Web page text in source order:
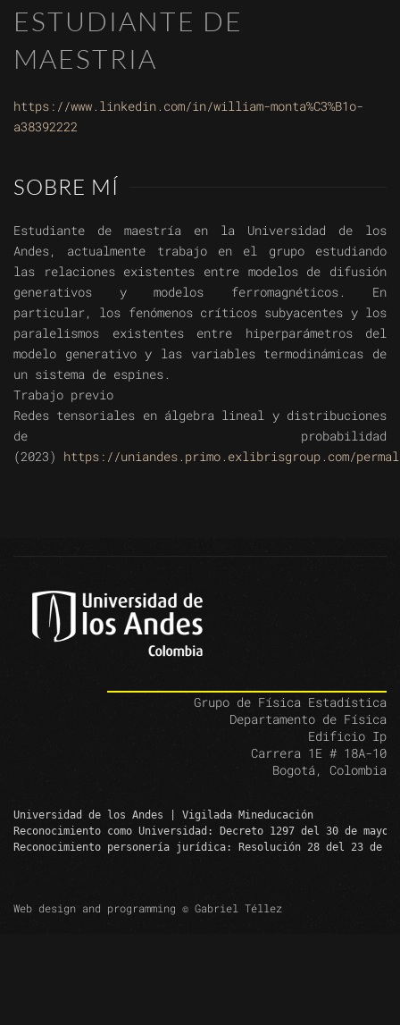
ESTUDIANTE DE
MAESTRIA
https://www.linkedin.com/in/william-monta%C3%B1o-
a38392222
SOBRE MÍ
Estudiante de maestría en la Universidad de los
Andes, actualmente trabajo en el grupo estudiando
las relaciones existentes entre modelos de difusión
generativos y modelos ferromagnéticos. En
particular, los fenómenos críticos subyacentes y los
paralelismos existentes entre hiperparámetros del
modelo generativo y las variables termodinámicas de
un sistema de espines.
Trabajo previo
Redes tensoriales en álgebra lineal y distribuciones
de probabilidad
(2023) https://uniandes.primo.exlibrisgroup.com/
Grupo de Física Estadística
Departamento de Física
Edificio Ip
Carrera 1E # 18A-10
Bogotá, Colombia
Universidad de los Andes | Vigilada Mineducación
Reconocimiento como Universidad: Decreto 1297 del 30 de mayo
Reconocimiento personería jurídica: Resolución 28 del 23 de
Web design and programming © Gabriel Téllez